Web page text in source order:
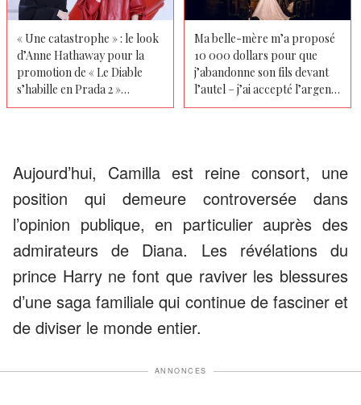
« Une catastrophe » : le look
d’Anne Hathaway pour la
promotion de « Le Diable
s’habille en Prada 2 »
déclenche une vague de
Ma belle-mère m’a proposé
10 000 dollars pour que
j’abandonne son fils devant
l’autel – j’ai accepté l’argent,
mais l’invité surprise que j’ai
Aujourd’hui, Camilla est reine consort, une
position qui demeure controversée dans
l’opinion publique, en particulier auprès des
admirateurs de Diana. Les révélations du
prince Harry ne font que raviver les blessures
d’une saga familiale qui continue de fasciner et
de diviser le monde entier.
ANNONCES